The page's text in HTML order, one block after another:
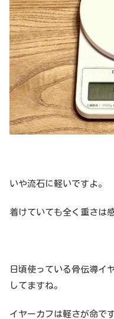
いや流石に軽いですよ。
着けていても全く重さは
日頃使っている骨伝導イ
してますね。
イヤーカフは軽さが命で